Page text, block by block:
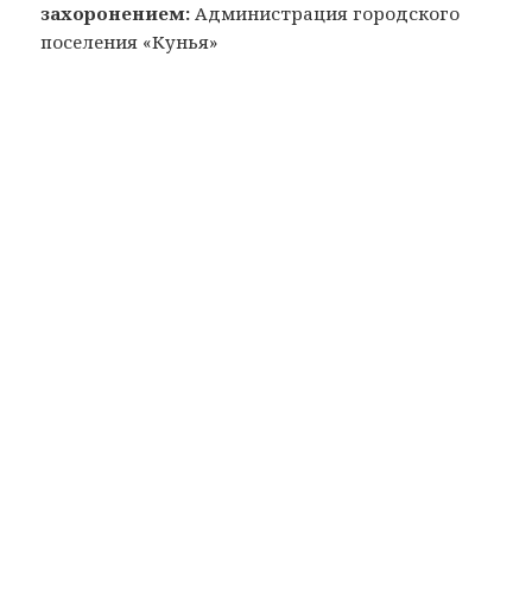
захоронением: Администрация городского
поселения «Кунья»